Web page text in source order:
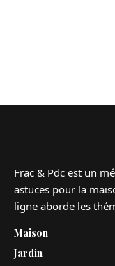
Frac & Pdc est un
astuces pour la
ligne aborde les
Maison
Jardin